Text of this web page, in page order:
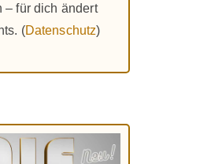
– für dich ändert
(Datenschutz)